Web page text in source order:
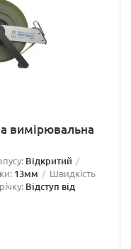
вимірювальна
Відкритий
13мм
Швидкість
Відступ від